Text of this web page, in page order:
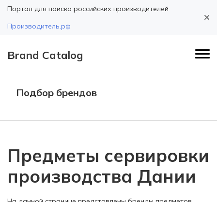
Портал для поиска российских производителей
Производитель.рф
Brand Catalog
Подбор брендов
Предметы сервировки
производства Дании